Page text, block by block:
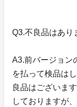
Q3.不良品はあり
A3.前バージョン
を払って検品は
良品はございま
しておりますが